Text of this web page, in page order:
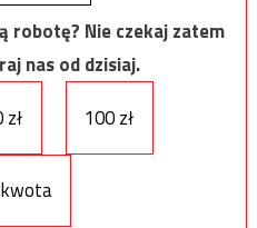
robotę? Nie czekaj zatem
nas od dzisiaj.
zł 100 zł